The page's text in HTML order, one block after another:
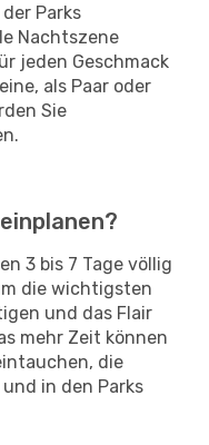
Parks
Nachtszene
jeden Geschmack
als Paar oder
Sie
3 bis 7 Tage völlig
die wichtigsten
und das Flair
mehr Zeit können
die
in den Parks